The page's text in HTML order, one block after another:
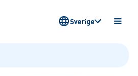
Sverige